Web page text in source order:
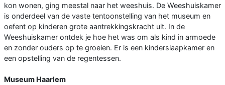
kon wonen, ging meestal naar het weeshuis. De Weeshuiskamer
is onderdeel van de vaste tentoonstelling van het museum en
oefent op kinderen grote aantrekkingskracht uit. In de
Weeshuiskamer ontdek je hoe het was om als kind in armoede
en zonder ouders op te groeien. Er is een kinderslaapkamer en
een opstelling van de regentessen.
Museum Haarlem